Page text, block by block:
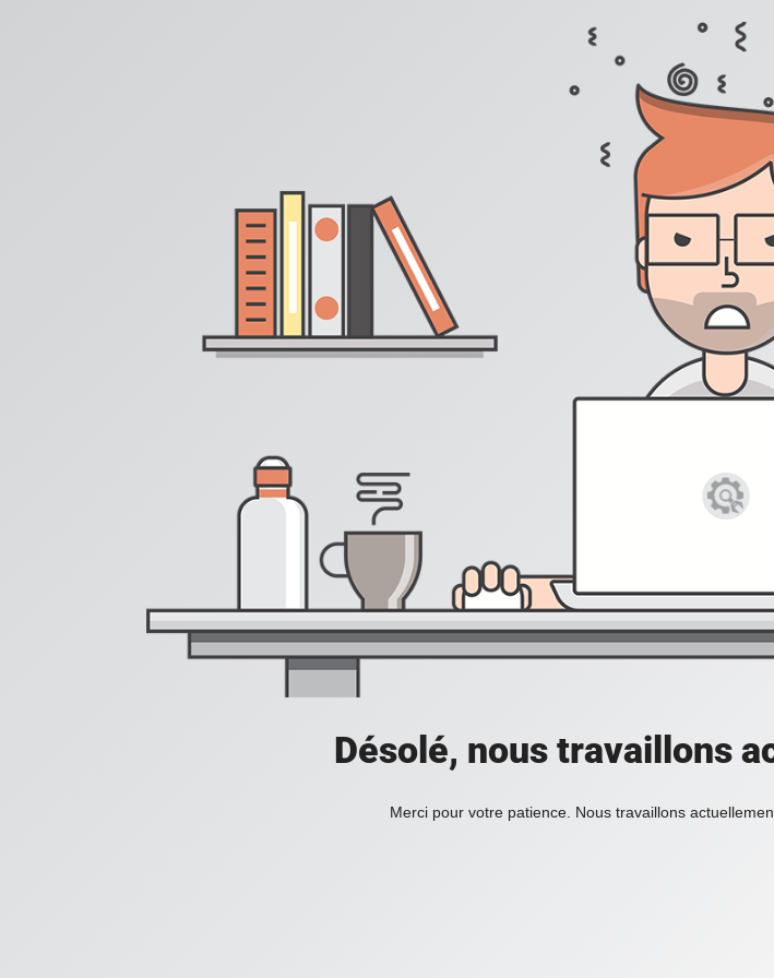
Désolé, nous travaillons
Merci pour votre patience. Nous travaillons